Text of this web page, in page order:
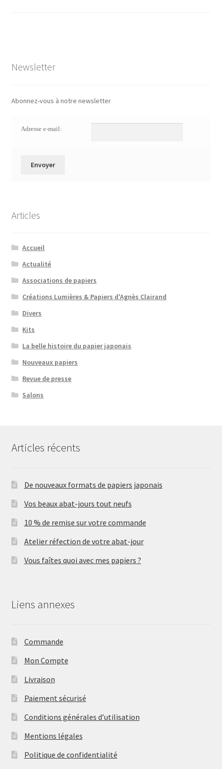
Newsletter
Abonnez-vous à notre newsletter
Adresse e-mail:
Articles
Accueil
Actualité
Associations de papiers
Créations Lumières & Papiers d'Agnès Clairand
Divers
Kits
La belle histoire du papier japonais
Nouveaux papiers
Revue de presse
Salons
Articles récents
De nouveaux formats de papiers japonais
Vos beaux abat-jours tout neufs
10 % de remise sur votre commande
Atelier réfection de votre abat-jour
Vous faîtes quoi avec mes papiers ?
Liens annexes
Commande
Mon Compte
Livraison
Paiement sécurisé
Conditions générales d’utilisation
Mentions légales
Politique de confidentialité